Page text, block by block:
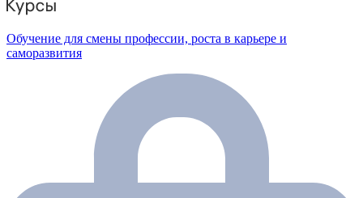
Обучение для смены профессии, роста в карьере и
саморазвития